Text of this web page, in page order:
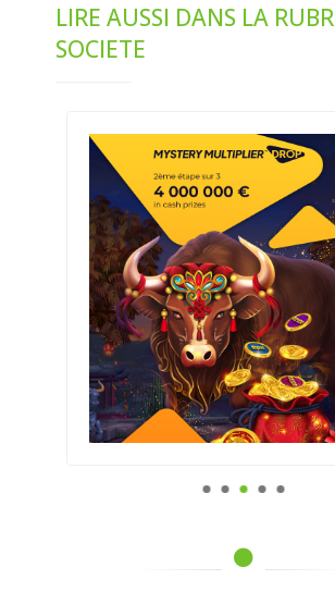
LIRE AUSSI DANS LA
SOCIETE